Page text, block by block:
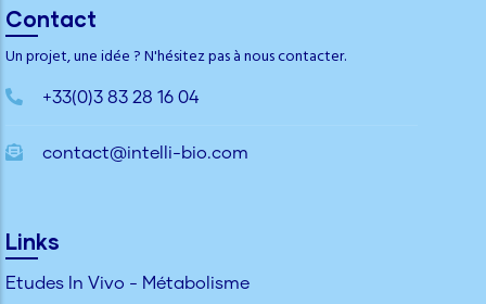
Contact
Un projet, une idée ? N'hésitez pas à nous contacter.
+33(0)3 83 28 16 04
contact@intelli-bio.com
Links
Etudes In Vivo - Métabolisme